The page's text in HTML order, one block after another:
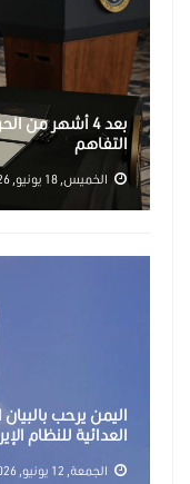
بعد 4 أشهر من
التفاهم
الخميس, 18 يونيو, 2026
اليمن يرحب
العدائية للنظام
الجمعة, 12 يونيو, 2026